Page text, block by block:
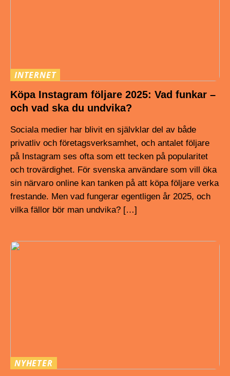
INTERNET
Köpa Instagram följare 2025: Vad funkar –
och vad ska du undvika?
Sociala medier har blivit en självklar del av både
privatliv och företagsverksamhet, och antalet följare
på Instagram ses ofta som ett tecken på popularitet
och trovärdighet. För svenska användare som vill öka
sin närvaro online kan tanken på att köpa följare verka
frestande. Men vad fungerar egentligen år 2025, och
vilka fällor bör man undvika? […]
NYHETER